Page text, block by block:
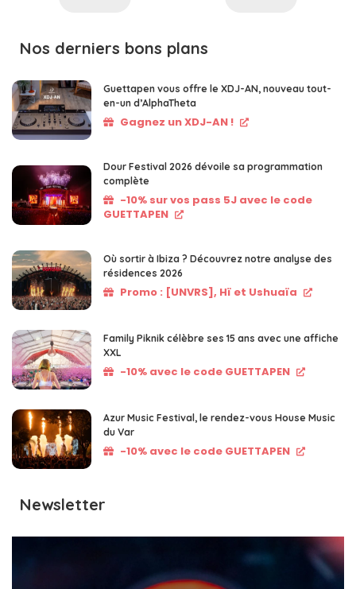
Nos derniers bons plans
Guettapen vous offre le XDJ-AN, nouveau tout-
en-un d’AlphaTheta
Gagnez un XDJ-AN !
Dour Festival 2026 dévoile sa programmation
complète
-10% sur vos pass 5J avec le code
GUETTAPEN
Où sortir à Ibiza ? Découvrez notre analyse des
résidences 2026
Promo : [UNVRS], Hï et Ushuaïa
Family Piknik célèbre ses 15 ans avec une affiche
XXL
-10% avec le code GUETTAPEN
Azur Music Festival, le rendez-vous House Music
du Var
-10% avec le code GUETTAPEN
Newsletter